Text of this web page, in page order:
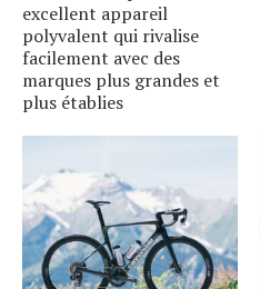
excellent appareil
polyvalent qui rivalise
facilement avec des
marques plus grandes et
plus établies